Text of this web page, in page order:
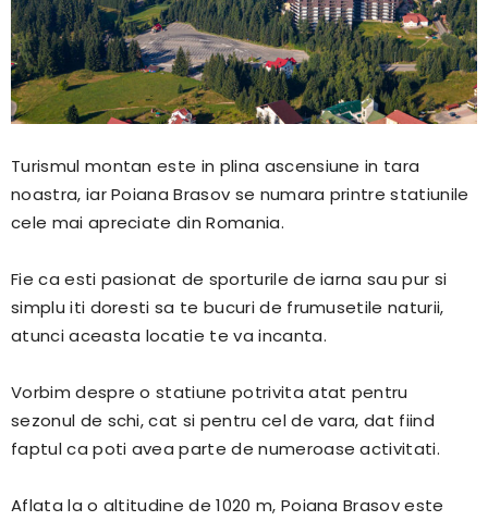
Turismul montan este in plina ascensiune in tara
noastra, iar Poiana Brasov se numara printre statiunile
cele mai apreciate din Romania.
Fie ca esti pasionat de sporturile de iarna sau pur si
simplu iti doresti sa te bucuri de frumusetile naturii,
atunci aceasta locatie te va incanta.
Vorbim despre o statiune potrivita atat pentru
sezonul de schi, cat si pentru cel de vara, dat fiind
faptul ca poti avea parte de numeroase activitati.
Aflata la o altitudine de 1020 m, Poiana Brasov este